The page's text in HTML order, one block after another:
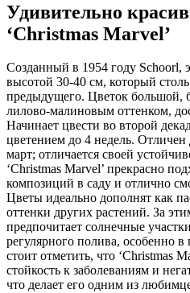
Удивительно
‘Christmas Marvel’
Созданный в 1954 году Schoorl,
высотой 30-40 см, который
предыдущего. Цветок большой,
лилово-малиновым оттенком,
Начинает цвести во второй
цветением до 4 недель.
март; отличается своей
‘Christmas Marvel’ прекрасно
композиций в саду и отлично
Цветы идеально дополнят как
оттенки других растений. За
предпочитает солнечные
регулярного полива, особенно
стоит отметить, что ‘Christmas
стойкость к заболеваниям и
что делает его одним из